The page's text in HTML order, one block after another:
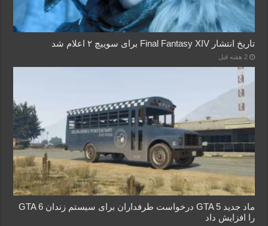
تاریخ انتشار Final Fantasy XIV برای سوییچ ۲ اعلام شد
2 هفته قبل
ماد جدید GTA 5 درخواست طرفداران برای سیستم زندان GTA 6
را افزایش داد